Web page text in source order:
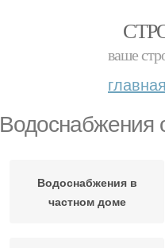
ваше
главная
Водоснабжения
Водоснабжения в
частном доме